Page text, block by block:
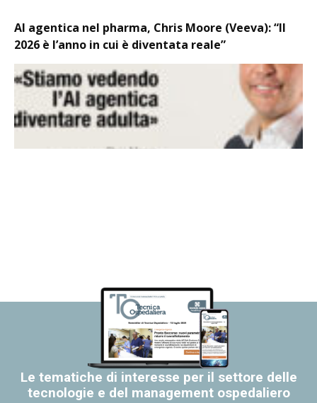
AI agentica nel pharma, Chris Moore (Veeva): “Il
2026 è l’anno in cui è diventata reale”
Le tematiche di interesse per il settore delle
tecnologie e del management ospedaliero